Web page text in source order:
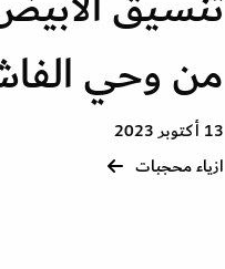
من وحي
13 أكتوبر 2023
ازياء محجبات